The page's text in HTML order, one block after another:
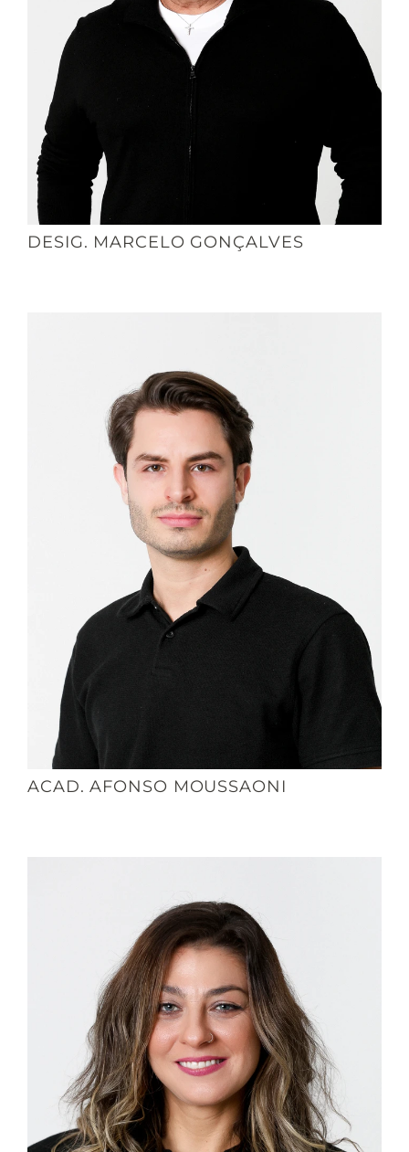
DESIG. MARCELO GONÇALVES
ACAD. AFONSO MOUSSAONI